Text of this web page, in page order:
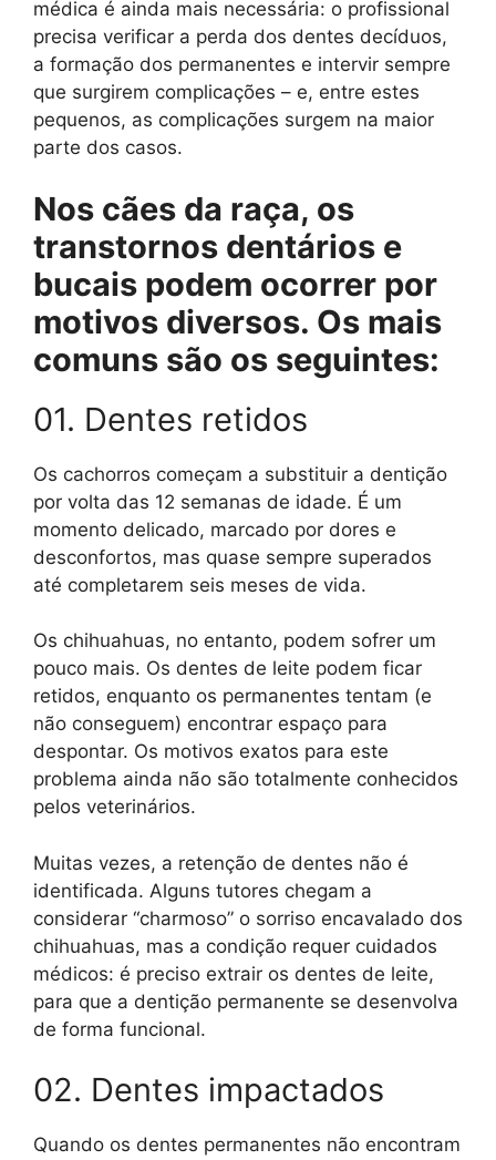
médica é ainda mais necessária: o profissional
precisa verificar a perda dos dentes decíduos,
a formação dos permanentes e intervir sempre
que surgirem complicações – e, entre estes
pequenos, as complicações surgem na maior
parte dos casos.
Nos cães da raça, os
transtornos dentários e
bucais podem ocorrer por
motivos diversos. Os mais
comuns são os seguintes:
01. Dentes retidos
Os cachorros começam a substituir a dentição
por volta das 12 semanas de idade. É um
momento delicado, marcado por dores e
desconfortos, mas quase sempre superados
até completarem seis meses de vida.
Os chihuahuas, no entanto, podem sofrer um
pouco mais. Os dentes de leite podem ficar
retidos, enquanto os permanentes tentam (e
não conseguem) encontrar espaço para
despontar. Os motivos exatos para este
problema ainda não são totalmente conhecidos
pelos veterinários.
Muitas vezes, a retenção de dentes não é
identificada. Alguns tutores chegam a
considerar “charmoso” o sorriso encavalado dos
chihuahuas, mas a condição requer cuidados
médicos: é preciso extrair os dentes de leite,
para que a dentição permanente se desenvolva
de forma funcional.
02. Dentes impactados
Quando os dentes permanentes não encontram